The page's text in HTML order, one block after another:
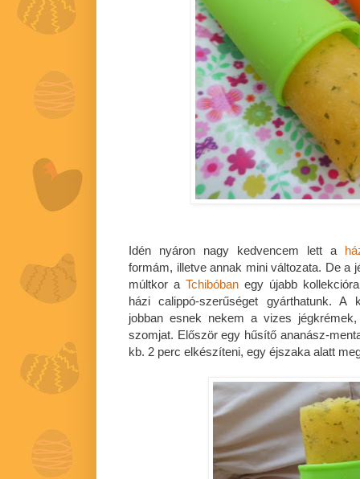
Idén nyáron nagy kedvencem lett a
formám, illetve annak mini változata. De a
múltkor a Tchibóban egy újabb
házi calippó-szerűséget gyárthatunk. A
jobban esnek nekem a vizes
szomjat. Először egy hűsítő ananász-
kb. 2 perc elkészíteni, egy éjszaka alatt